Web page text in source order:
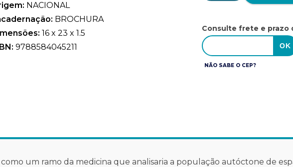
NACIONAL
BROCHURA
16 x 23 x 1.5
9788584045211
Consulte frete e prazo
NÃO SABE O CEP?
um ramo da medicina que analisaria a população autóctone de